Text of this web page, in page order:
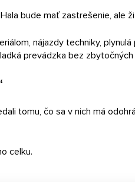
bude mať zastrešenie, ale
nájazdy techniky,
prevádzka bez zbytočných
tomu, čo sa v nich má
celku.